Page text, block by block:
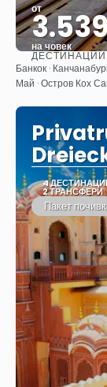
от
на човек
ДЕСТИНАЦИИ
Банкок ·
Май · Остров Кох
4
2 ТРАНСФЕРИ
Пакет